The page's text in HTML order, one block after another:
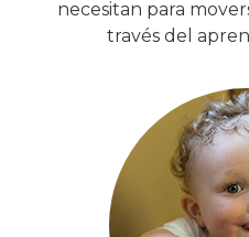
necesitan para
través del